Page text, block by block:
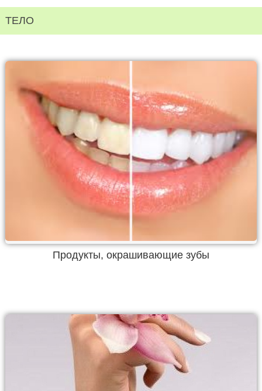
ТЕЛО
Продукты, окрашивающие зубы